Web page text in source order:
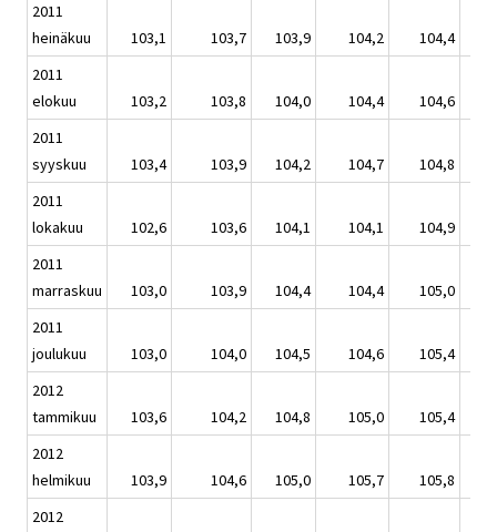
2011
heinäkuu
103,1 103,7 103,9 104,2
104,4
2011
elokuu
103,2 103,8 104,0 104,4
104,6
2011
syyskuu
103,4 103,9 104,2 104,7
104,8
2011
lokakuu
102,6 103,6 104,1 104,1
104,9
2011
marraskuu
103,0 103,9 104,4 104,4
105,0
2011
joulukuu
103,0 104,0 104,5 104,6
105,4
2012
tammikuu
103,6 104,2 104,8 105,0
105,4
2012
helmikuu
103,9 104,6 105,0 105,7
105,8
2012